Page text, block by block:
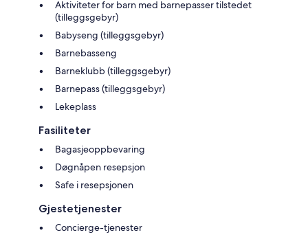
Aktiviteter for barn med barnepasser tilstedet
(tilleggsgebyr)
Babyseng (tilleggsgebyr)
Barnebasseng
Barneklubb (tilleggsgebyr)
Barnepass (tilleggsgebyr)
Lekeplass
Fasiliteter
Bagasjeoppbevaring
Døgnåpen resepsjon
Safe i resepsjonen
Gjestetjenester
Concierge-tjenester